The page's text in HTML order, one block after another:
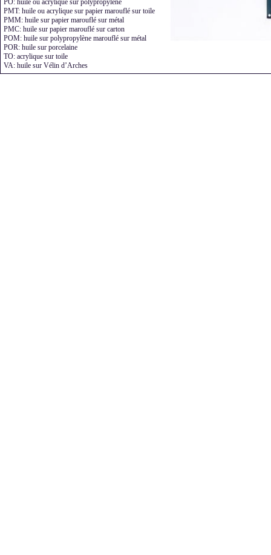
PO: huile ou acrylique sur polypropylène
PMT: huile ou acrylique sur papier marouflé sur toile
PMM: huile sur papier marouflé sur métal
PMC: huile sur papier marouflé sur carton
POM: huile sur polypropylène marouflé sur métal
POR: huile sur porcelaine
TO: acrylique sur toile
VA: huile sur Vélin d’Arches